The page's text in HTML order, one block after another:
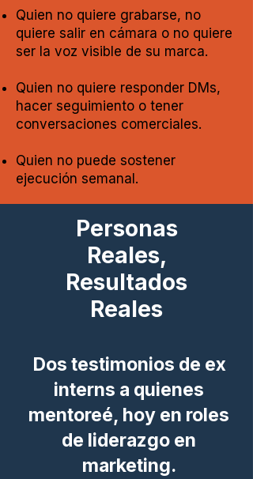
Quien no quiere grabarse, no
quiere salir en cámara o no quiere
ser la voz visible de su marca.
Quien no quiere responder DMs,
hacer seguimiento o tener
conversaciones comerciales.
Quien no puede sostener
ejecución semanal.
Personas
Reales,
Resultados
Reales
Dos testimonios de ex
interns a quienes
mentoreé, hoy en roles
de liderazgo en
marketing.